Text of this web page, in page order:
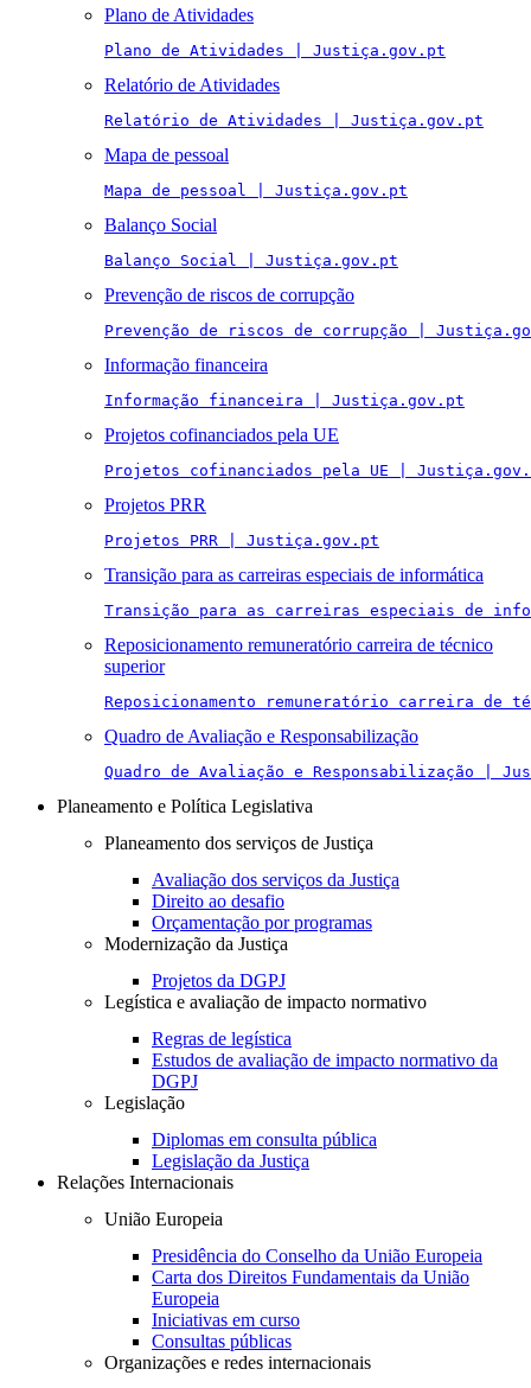
Plano de Atividades
Plano de Atividades | Justiça.gov.pt
Relatório de Atividades
Relatório de Atividades | Justiça.gov.pt
Mapa de pessoal
Mapa de pessoal | Justiça.gov.pt
Balanço Social
Balanço Social | Justiça.gov.pt
Prevenção de riscos de corrupção
Prevenção de riscos de corrupção |
Informação financeira
Informação financeira | Justiça.gov.pt
Projetos cofinanciados pela UE
Projetos cofinanciados pela UE |
Projetos PRR
Projetos PRR | Justiça.gov.pt
Transição para as carreiras especiais de informática
Transição para as carreiras especiais de
Reposicionamento remuneratório carreira de técnico
superior
Reposicionamento remuneratório carreira
Quadro de Avaliação e Responsabilização
Quadro de Avaliação e Responsabilização |
Planeamento e Política Legislativa
Planeamento dos serviços de Justiça
Avaliação dos serviços da Justiça
Direito ao desafio
Orçamentação por programas
Modernização da Justiça
Projetos da DGPJ
Legística e avaliação de impacto normativo
Regras de legística
Estudos de avaliação de impacto normativo da
DGPJ
Legislação
Diplomas em consulta pública
Legislação da Justiça
Relações Internacionais
União Europeia
Presidência do Conselho da União Europeia
Carta dos Direitos Fundamentais da União
Europeia
Iniciativas em curso
Consultas públicas
Organizações e redes internacionais